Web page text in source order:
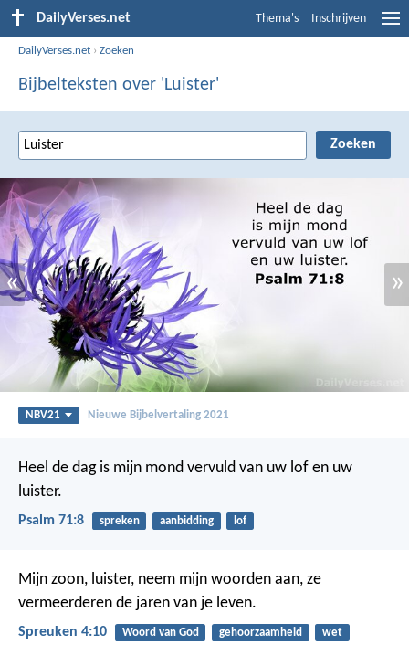
DailyVerses.net Thema's Inschrijven
DailyVerses.net ›Zoeken
Bijbelteksten over 'Luister'
« »
NBV21 Nieuwe Bijbelvertaling 2021
Heel de dag is mijn mond vervuld van uw lof en uw
luister.
Psalm 71:8 spreken aanbidding lof
Mijn zoon, luister, neem mijn woorden aan, ze
vermeerderen de jaren van je leven.
Spreuken 4:10 Woord van God gehoorzaamheid wet